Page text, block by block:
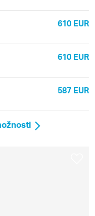
610 EUR
610 EUR
587 EUR